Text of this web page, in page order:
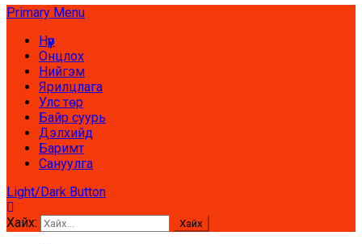
Primary Menu
Нүүр
Онцлох
Нийгэм
Ярилцлага
Улс төр
Байр суурь
Дэлхийд
Баримт
Сануулга
Light/Dark Button
Хайх: